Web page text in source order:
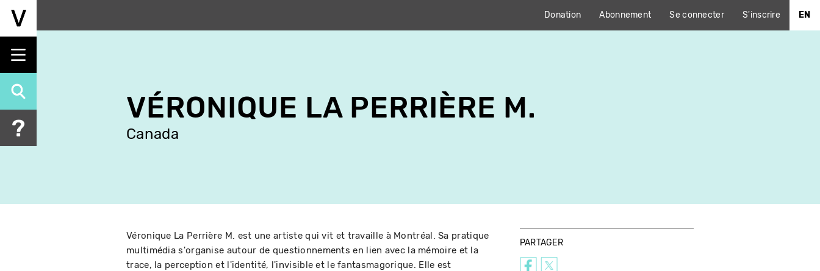
Aller
principal
Donation Abonnement Se connecter S'inscrire EN
VÉRONIQUE LA PERRIÈRE M.
Canada
Véronique La Perrière M. est une artiste qui vit et travaille à Montréal. Sa pratique
multimédia s'organise autour de questionnements en lien avec la mémoire et la
trace, la perception et l'identité, l'invisible et le fantasmagorique. Elle est
PARTAGER